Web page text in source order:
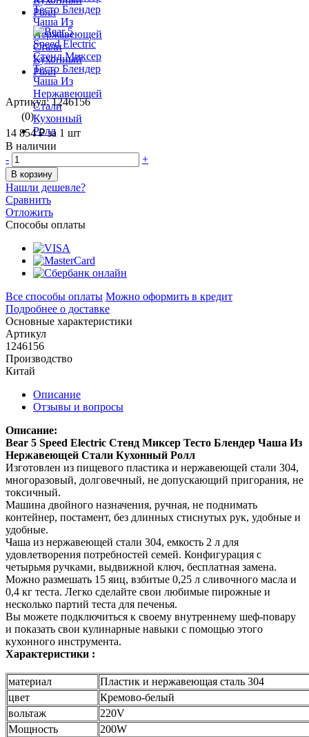
Артикул: 1246156
(0)
14 854 ₽за 1 шт
В наличии
-
+
В корзину
Нашли дешевле?
Сравнить
Отложить
Способы оплаты
Все способы оплаты Можно оформить в кредит
Подробнее о доставке
Основные характеристики
Артикул
1246156
Производство
Китай
Описание
Отзывы и вопросы
Описание:
Bear 5 Speed Electric Стенд Миксер Тесто Блендер Чаша Из
Нержавеющей Стали Кухонный Ролл
Изготовлен из пищевого пластика и нержавеющей стали 304,
многоразовый, долговечный, не допускающий пригорания, не
токсичный.
Машина двойного назначения, ручная, не поднимать
контейнер, постамент, без длинных стиснутых рук, удобные и
удобные.
Чаша из нержавеющей стали 304, емкость 2 л для
удовлетворения потребностей семей. Конфигурация с
четырьмя ручками, выдвижной ключ, бесплатная замена.
Можно размешать 15 яиц, взбитые 0,25 л сливочного масла и
0,4 кг теста. Легко сделайте свои любимые пирожные и
несколько партий теста для печенья.
Вы можете подключиться к своему внутреннему шеф-повару
и показать свои кулинарные навыки с помощью этого
кухонного инструмента.
Характеристики :
материал
Пластик и нержавеющая сталь 304
цвет
Кремово-белый
вольтаж
220V
Мощность
200W